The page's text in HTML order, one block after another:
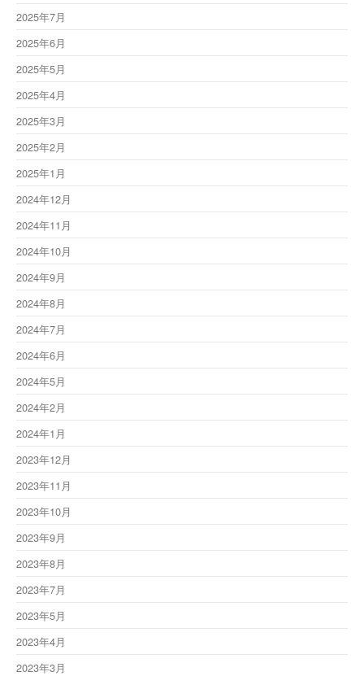
2025年7月
2025年6月
2025年5月
2025年4月
2025年3月
2025年2月
2025年1月
2024年12月
2024年11月
2024年10月
2024年9月
2024年8月
2024年7月
2024年6月
2024年5月
2024年2月
2024年1月
2023年12月
2023年11月
2023年10月
2023年9月
2023年8月
2023年7月
2023年5月
2023年4月
2023年3月